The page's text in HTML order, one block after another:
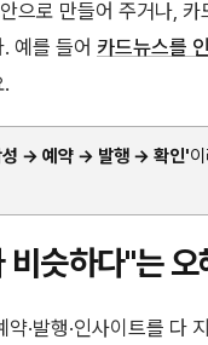
으로 만들어 주거나,
예를 들어 카드뉴스를
성 → 예약 → 발행 → 확인'
슷하다"는 오
·발행·인사이트를 다